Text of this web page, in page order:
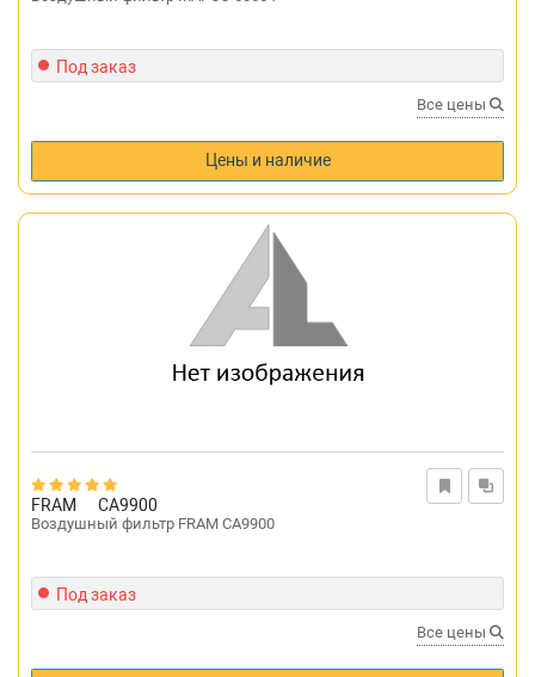
Под заказ
Все цены
Цены и наличие
FRAM CA9900
Воздушный фильтр FRAM CA9900
Под заказ
Все цены